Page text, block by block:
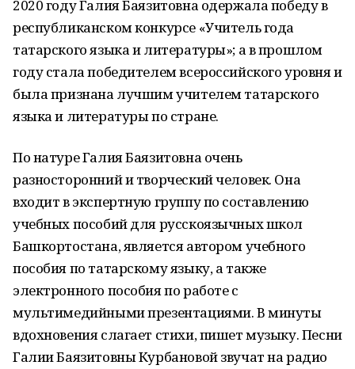
2020 году Галия Баязитовна одержала победу в
республиканском конкурсе «Учитель года
татарского языка и литературы»; а в прошлом
году стала победителем всероссийского уровня и
была признана лучшим учителем татарского
языка и литературы по стране.
По натуре Галия Баязитовна очень
разносторонний и творческий человек. Она
входит в экспертную группу по составлению
учебных пособий для русскоязычных школ
Башкортостана, является автором учебного
пособия по татарскому языку, а также
электронного пособия по работе с
мультимедийными презентациями. В минуты
вдохновения слагает стихи, пишет музыку. Песни
Галии Баязитовны Курбановой звучат на радио